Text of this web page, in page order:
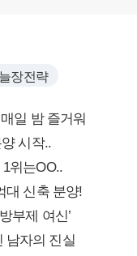
장전략
일 밤 즐거워
시작..
위는OO..
대 신축 분양!
부제 여신’
남자의 진실